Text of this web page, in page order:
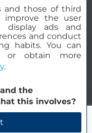
Santa Engracia
and those of third
improve the user
display ads and
and conduct
habits. You can
or obtain more
.
the
this involves?